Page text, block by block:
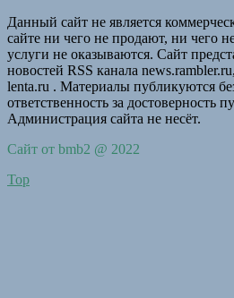
Данный сайт не является
сайте ни чего не продают, ни чего
услуги не оказываются. Сайт
новостей RSS канала
lenta.ru . Материалы публикуются
ответственность за достоверность
Администрация сайта не несёт.
Сайт от bmb2 @ 2022
Top